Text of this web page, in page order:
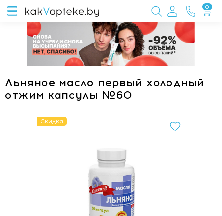
0
Льняное масло первый холодный
отжим капсулы №60
Скидка